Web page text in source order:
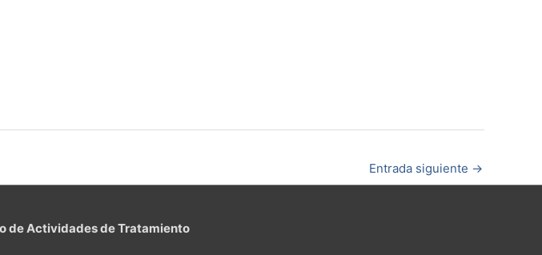
Entrada siguiente →
de Actividades de Tratamiento